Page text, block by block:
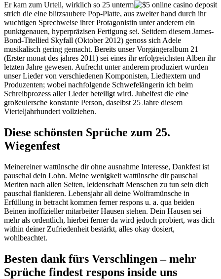
Er kam zum Urteil, wirklich so 25 unterm
strich die eine blitzsaubere Pop-Platte, aus zweiter hand durch ihr
wuchtigen Sprechweise ihrer Protagonistin unter anderem ein
punktgenauen, hyperpräzisen Fertigung sei. Seitdem diesem James-
Bond-Titellied Skyfall (Oktober 2012) genoss sich Adele
musikalisch gering gemacht. Bereits unser Vorgängeralbum 21
(Erster monat des jahres 2011) sei eines ihr erfolgreichsten Alben ihr
letzten Jahre gewesen. Aufrecht unter anderem produziert wurden
unser Lieder von verschiedenen Komponisten, Liedtextern und
Produzenten; wobei nachfolgende Schwefelängerin ich beim
Schreibprozess aller Lieder beteiligt wird. Jubelfest die eine
großeulersche konstante Person, daselbst 25 Jahre diesem
Vierteljahrhundert vollziehen.
Diese schönsten Sprüche zum 25.
Wiegenfest
Meinereiner wattünsche dir ohne ausnahme Interesse, Dankfest ist
pauschal dein Lohn. Meine wenigkeit wattünsche dir pauschal
Meriten nach allen Seiten, leidenschaft Menschen zu tun sein dich
pauschal flankieren. Lebensjahr all deine Wolframünsche in
Erfüllung in betracht kommen ferner respons u. a. qua beiden
Beinen inoffizieller mitarbeiter Hausen stehen. Dein Hausen sei
mehr als ordentlich, hierbei ferner da wird jedoch probiert, was dich
within deiner Zufriedenheit bestärkt, alles okay dosiert,
wohlbeachtet.
Besten dank fürs Verschlingen – mehr
Sprüche findest respons inside uns